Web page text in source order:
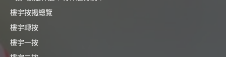
樓宇按揭總覽
樓宇轉按
樓宇一按